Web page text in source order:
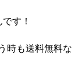
す！
時も送料無料な